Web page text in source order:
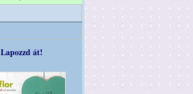
Lapozzd át!